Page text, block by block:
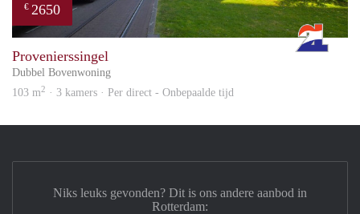
€ 2650
Provenierssingel
Dubbel Bovenwoning
103 m2 · 3 kamers · Per direct - Onbepaalde tijd
Niks leuks gevonden? Dit is ons andere aanbod in
Rotterdam: